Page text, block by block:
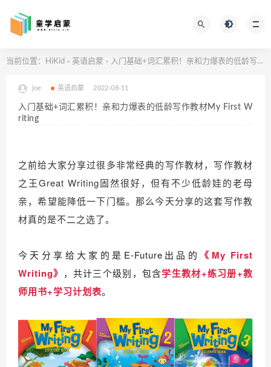
当前位置： HiKid > 英语启蒙 > 入门基础+词汇累积！亲和力爆表的低龄写作教材My First Writing
joe 英语启蒙 2022-08-11
入门基础+词汇累积！亲和力爆表的低龄写作教材My First W
riting
之前给大家分享过很多非常经典的写作教材，写作教材
之王Great Writing固然很好，但有不少低龄娃的老母
亲，希望能降低一下门槛。那么今天分享的这套写作教
材真的是不二之选了。
今天分享给大家的是E-Future出品的
《My First
Writing》 ，共计三个级别，包含学生教材+练习册+教
师用书+学习计划表。